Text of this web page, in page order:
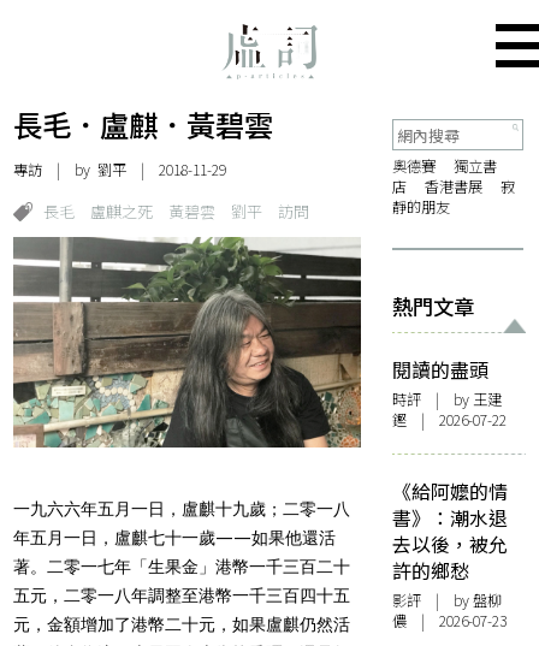
長毛．盧麒．黃碧雲
專訪 | by劉平 | 2018-11-29
長毛 盧麒之死 黃碧雲 劉平 訪問
一九六六年五月一日，盧麒十九歲；二零一八
年五月一日，盧麒七十一歲——如果他還活
著。二零一七年「生果金」港幣一千三百二十
五元，二零一八年調整至港幣一千三百四十五
元，金額增加了港幣二十元，如果盧麒仍然活
奧德賽
獨立書
店
香港書展
寂
靜的朋友
熱門文章
閱讀的盡頭
時評 | by 王建
鏗 | 2026-07-22
《給阿嬤的情
書》：潮水退
去以後，被允
許的鄉愁
影評 | by 盤柳
儂 | 2026-07-23